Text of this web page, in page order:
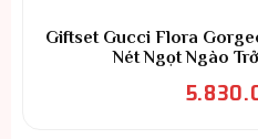
Giftset Gucci Flora
Nét Ngọt Ngào